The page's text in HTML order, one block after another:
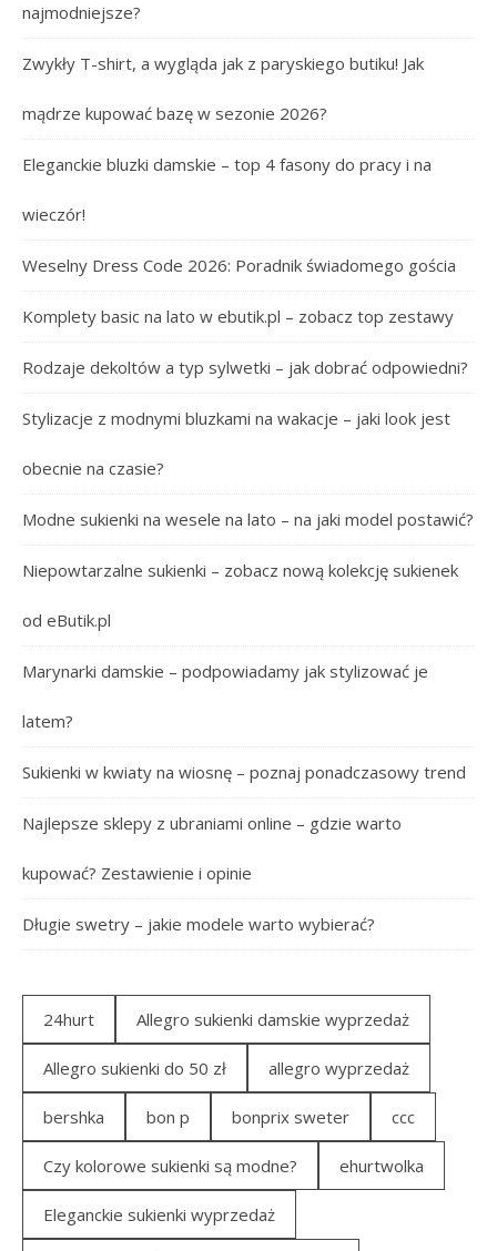
najmodniejsze?
Zwykły T-shirt, a wygląda jak z paryskiego butiku! Jak
mądrze kupować bazę w sezonie 2026?
Eleganckie bluzki damskie – top 4 fasony do pracy i na
wieczór!
Weselny Dress Code 2026: Poradnik świadomego gościa
Komplety basic na lato w ebutik.pl – zobacz top zestawy
Rodzaje dekoltów a typ sylwetki – jak dobrać odpowiedni?
Stylizacje z modnymi bluzkami na wakacje – jaki look jest
obecnie na czasie?
Modne sukienki na wesele na lato – na jaki model postawić?
Niepowtarzalne sukienki – zobacz nową kolekcję sukienek
od eButik.pl
Marynarki damskie – podpowiadamy jak stylizować je
latem?
Sukienki w kwiaty na wiosnę – poznaj ponadczasowy trend
Najlepsze sklepy z ubraniami online – gdzie warto
kupować? Zestawienie i opinie
Długie swetry – jakie modele warto wybierać?
24hurt Allegro sukienki damskie wyprzedaż
Allegro sukienki do 50 zł allegro wyprzedaż
bershka bon p bonprix sweter ccc
Czy kolorowe sukienki są modne? ehurtwolka
Eleganckie sukienki wyprzedaż